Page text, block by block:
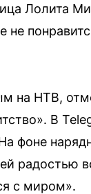
Лолита
на НТВ,
В
фоне
радостью
с миром».